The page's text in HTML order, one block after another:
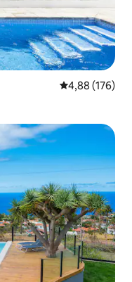
Priemerné
4,88 (176)